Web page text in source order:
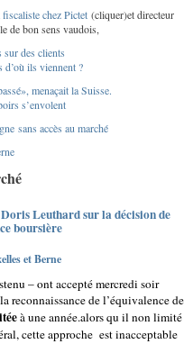
chez Pictet (cliquer)et directeur
de bon sens vaudois,
des clients
d’où ils viennent ?
menaçait la Suisse.
s’envolent
sans accès au marché
Leuthard sur la décision de
boursière
et Berne
– ont accepté mercredi soir
de l’équivalence de
à une année.alors qu il non limité
cette approche est inacceptable